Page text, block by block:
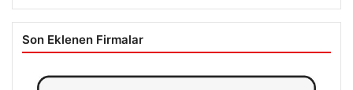
Son Eklenen Firmalar